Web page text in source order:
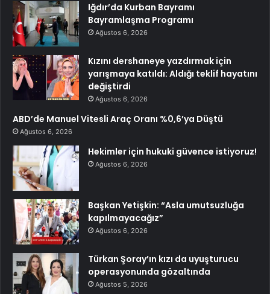
Iğdır’da Kurban Bayramı
Bayramlaşma Programı
Ağustos 6, 2026
Kızını dershaneye yazdırmak için
yarışmaya katıldı: Aldığı teklif hayatını
değiştirdi
Ağustos 6, 2026
ABD’de Manuel Vitesli Araç Oranı %0,6’ya Düştü
Ağustos 6, 2026
Hekimler için hukuki güvence istiyoruz!
Ağustos 6, 2026
Başkan Yetişkin: “Asla umutsuzluğa
kapılmayacağız”
Ağustos 6, 2026
Türkan Şoray’ın kızı da uyuşturucu
operasyonunda gözaltında
Ağustos 5, 2026